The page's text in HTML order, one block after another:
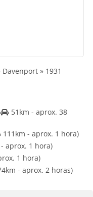
» 1931
51km - aprox. 38
111km - aprox. 1 hora)
aprox. 1 hora)
1 hora)
- aprox. 2 horas)